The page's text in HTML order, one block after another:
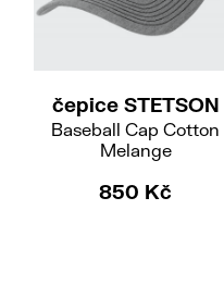
čepice STETSON
Baseball Cap Cotton
Melange
850 Kč